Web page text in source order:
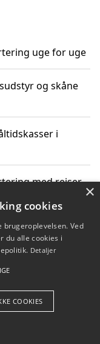
uge for uge
og skåne
i
med rejser
til co2 reduktion
×
cookies
Ved
du alle cookies i
Detaljer
COOKIES